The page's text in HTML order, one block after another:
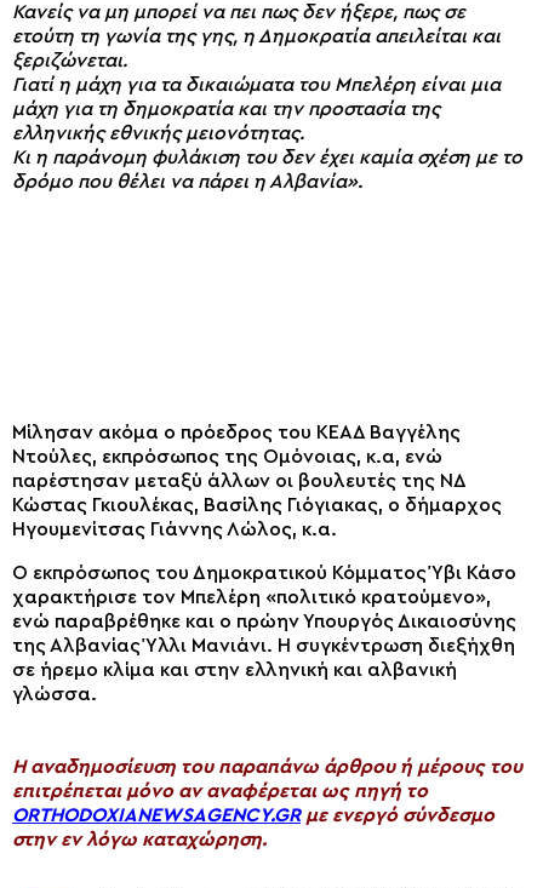
Κανείς να μη μπορεί να πει πως δεν ήξερε, πως σε
ετούτη τη γωνία της γης, η Δημοκρατία απειλείται και
ξεριζώνεται.
Γιατί η μάχη για τα δικαιώματα του Μπελέρη είναι μια
μάχη για τη δημοκρατία και την προστασία της
ελληνικής εθνικής μειονότητας.
Κι η παράνομη φυλάκιση του δεν έχει καμία σχέση με το
δρόμο που θέλει να πάρει η Αλβανία».
Μίλησαν ακόμα ο πρόεδρος του ΚΕΑΔ Βαγγέλης
Ντούλες, εκπρόσωπος της Ομόνοιας, κ.α, ενώ
παρέστησαν μεταξύ άλλων οι βουλευτές της ΝΔ
Κώστας Γκιουλέκας, Βασίλης Γιόγιακας, ο δήμαρχος
Ηγουμενίτσας Γιάννης Λώλος, κ.α.
Ο εκπρόσωπος του Δημοκρατικού Κόμματος Ύβι Κάσο
χαρακτήρισε τον Μπελέρη «πολιτικό κρατούμενο»,
ενώ παραβρέθηκε και ο πρώην Υπουργός Δικαιοσύνης
της Αλβανίας Ύλλι Μανιάνι. Η συγκέντρωση διεξήχθη
σε ήρεμο κλίμα και στην ελληνική και αλβανική
γλώσσα.
H αναδημοσίευση του παραπάνω άρθρου ή μέρους του
επιτρέπεται μόνο αν αναφέρεται ως πηγή το
ORTHODOXIANEWSAGENCY.GRμε ενεργό σύνδεσμο
στην εν λόγω καταχώρηση.